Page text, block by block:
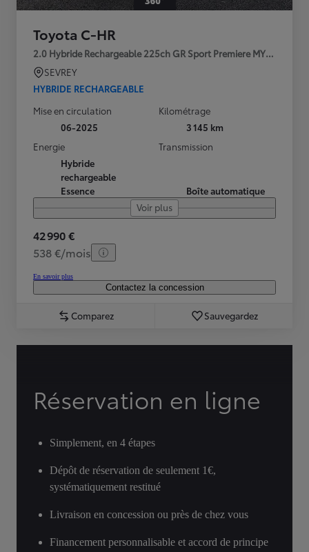
Toyota C-HR
2.0 Hybride Rechargeable 225ch GR Sport Premiere MY25
SEVREY
HYBRIDE RECHARGEABLE
Mise en circulation
06-2025
Kilométrage
3 145 km
Energie
Hybride
rechargeable
Essence
Transmission
Boîte automatique
Voir plus
42 990 €
538 €/mois
En savoir plus
Contactez la concession
Comparez Sauvegardez
Réservation en ligne
Simplement, en 4 étapes
Dépôt de réservation de seulement 1€,
systématiquement restitué
Livraison en concession ou près de chez vous
Financement personnalisable et accord de principe